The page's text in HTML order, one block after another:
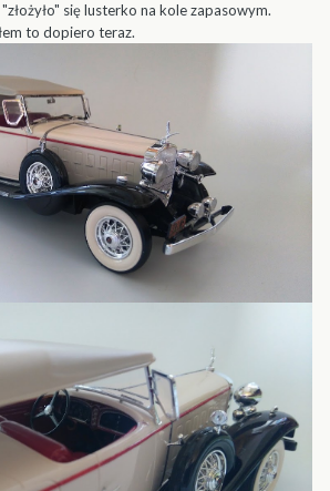
się lusterko na kole zapasowym.
to dopiero teraz.